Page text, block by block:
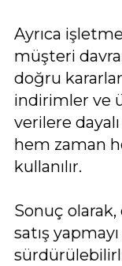
Ayrıca
müşteri
doğru
indirimler ve
verilere
hem zaman
kullanılır.
Sonuç olarak,
satış